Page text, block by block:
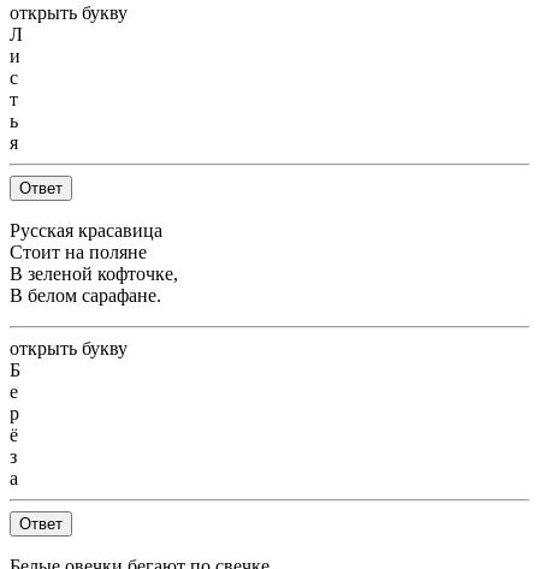
открыть букву
Л
и
с
т
ь
я
Ответ
Русская красавица
Стоит на поляне
В зеленой кофточке,
В белом сарафане.
открыть букву
Б
е
р
ё
з
а
Ответ